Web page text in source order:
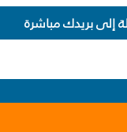
بريدك مباشرة